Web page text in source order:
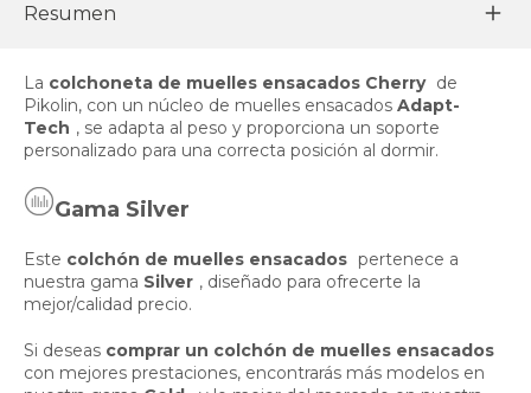
Resumen
La colchoneta de muelles ensacados Cherry de
Pikolin, con un núcleo de muelles ensacados Adapt-
Tech , se adapta al peso y proporciona un soporte
personalizado para una correcta posición al dormir.
Gama Silver
Este colchón de muelles ensacados pertenece a
nuestra gama Silver , diseñado para ofrecerte la
mejor/calidad precio.
Si deseas comprar un colchón de muelles ensacados
con mejores prestaciones, encontrarás más modelos en